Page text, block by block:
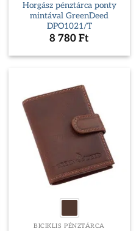
Horgász pénztárca ponty
mintával GreenDeed
DPO1021/T
8 780 Ft
BICIKLIS PÉNZTÁRCA